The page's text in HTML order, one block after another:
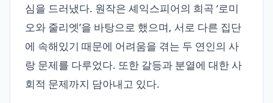
심을 드러냈다. 원작은 셰익스피어의 희곡 ‘로미
오와 줄리엣’을 바탕으로 했으며, 서로 다른 집단
에 속해있기 때문에 어려움을 겪는 두 연인의 사
랑 문제를 다루었다. 또한 갈등과 분열에 대한 사
회적 문제까지 담아내고 있다.